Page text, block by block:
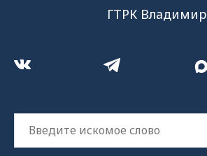
ГТРК Владимир